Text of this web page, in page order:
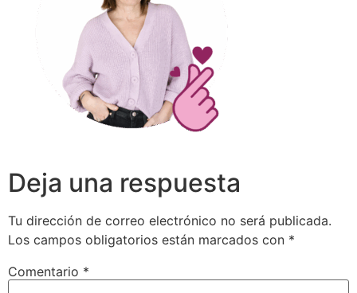
Deja una respuesta
Tu dirección de correo electrónico no será publicada.
Los campos obligatorios están marcados con *
Comentario *